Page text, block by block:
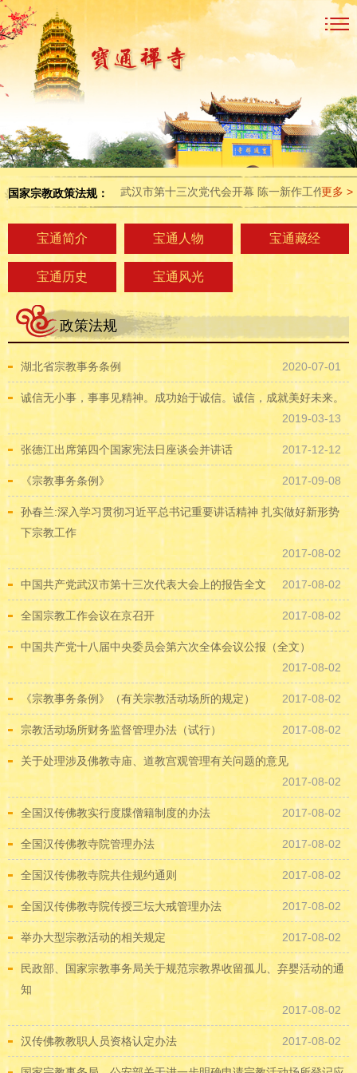
国家宗教政策法规： 更多 >
武汉市第十三次党代会开幕 陈一新作工作报告 陈
宝通简介 宝通人物 宝通藏经
宝通历史 宝通风光
政策法规
湖北省宗教事务条例 2020-07-01
诚信无小事，事事见精神。成功始于诚信。诚信，成就美好未来。
2019-03-13
张德江出席第四个国家宪法日座谈会并讲话 2017-12-12
《宗教事务条例》 2017-09-08
孙春兰:深入学习贯彻习近平总书记重要讲话精神 扎实做好新形势
下宗教工作
2017-08-02
中国共产党武汉市第十三次代表大会上的报告全文 2017-08-02
全国宗教工作会议在京召开 2017-08-02
中国共产党十八届中央委员会第六次全体会议公报（全文）
2017-08-02
《宗教事务条例》（有关宗教活动场所的规定） 2017-08-02
宗教活动场所财务监督管理办法（试行） 2017-08-02
关于处理涉及佛教寺庙、道教宫观管理有关问题的意见
2017-08-02
全国汉传佛教实行度牒僧籍制度的办法 2017-08-02
全国汉传佛教寺院管理办法 2017-08-02
全国汉传佛教寺院共住规约通则 2017-08-02
全国汉传佛教寺院传授三坛大戒管理办法 2017-08-02
举办大型宗教活动的相关规定 2017-08-02
民政部、国家宗教事务局关于规范宗教界收留孤儿、弃婴活动的通
知
2017-08-02
汉传佛教教职人员资格认定办法 2017-08-02